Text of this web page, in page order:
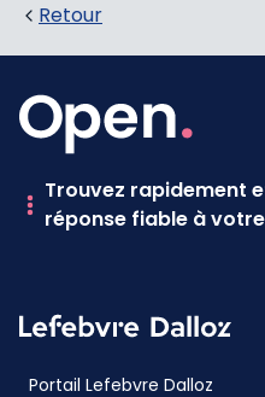
Retour
Trouvez rapidement
réponse fiable à
Portail Lefebvre Dalloz